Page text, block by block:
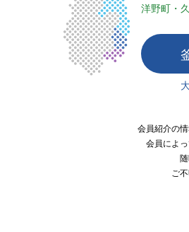
洋野町・
会員紹介の
会員によ
ご